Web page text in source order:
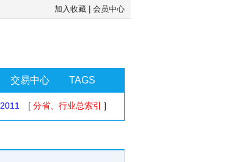
加入收藏 会员中心
交易中心 TAGS
2011 [ 分省、行业总索引 ]